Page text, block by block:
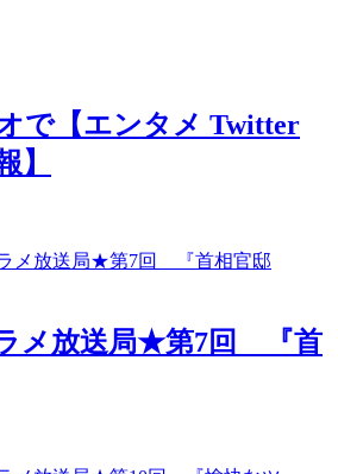
で【エンタメ Twitter
】
メ放送局★第7回 『首